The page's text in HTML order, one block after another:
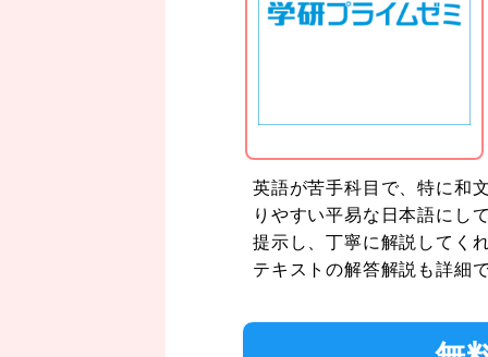
英語が苦手科目で、特に和
りやすい平易な日本語にし
提示し、丁寧に解説してく
テキストの解答解説も詳細